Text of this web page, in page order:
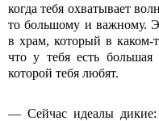
когда тебя охватывает
то большому и важному.
в храм, который в каком-
что у тебя есть большая
которой тебя любят.
― Сейчас идеалы дикие: